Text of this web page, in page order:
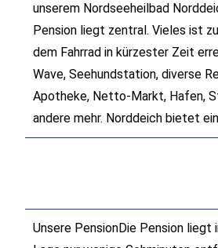
unserem Nordseeheilbad
Pension liegt zentral. Vieles ist
dem Fahrrad in kürzester Zeit
Wave, Seehundstation, diverse
Apotheke, Netto-Markt, Hafen,
andere mehr. Norddeich bietet
Unsere PensionDie Pension liegt